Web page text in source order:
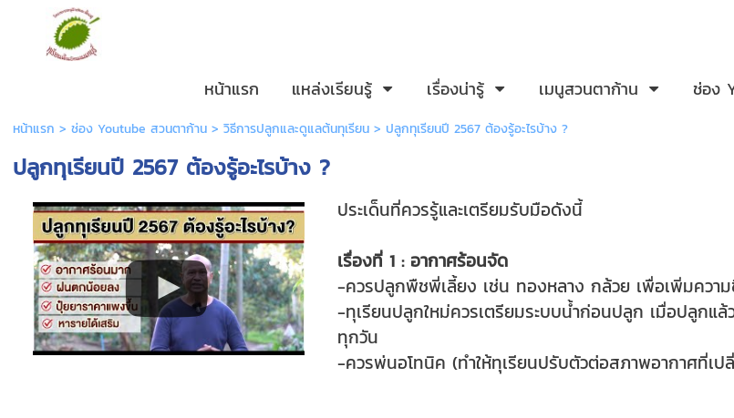
หน้าแรก แหล่งเรียนรู้ เรื่องน่ารู้ เมนูสวนตาก้าน ช่อง
หน้าแรก > ช่อง Youtube สวนตาก้าน> วิธีการปลูกและดูแลต้นทุเรียน> ปลูกทุเรียนปี 2567 ต้องรู้อะไรบ้าง ?
ปลูกทุเรียนปี 2567 ต้องรู้อะไรบ้าง ?
ประเด็นที่ควรรู้และเตรียมรับมือดังนี้
เรื่องที่ 1 : อากาศร้อนจัด
-ควรปลูกพืชพี่เลี้ยง เช่น ทองหลาง กล้วย เพื่อเพิ่มความ
-ทุเรียนปลูกใหม่ควรเตรียมระบบน้ำก่อนปลูก เมื่อปลูกแ
ทุกวัน
-ควรพ่นอโทนิค (ทำให้ทุเรียนปรับตัวต่อสภาพอากาศที่เป